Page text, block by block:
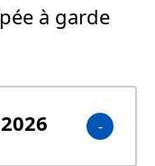
à garde